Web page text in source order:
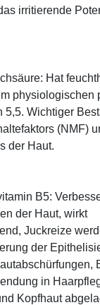
irritierende
Hat
physiologischen
5,5. Wichtiger
(NMF)
der Haut.
B5:
der Haut, wirkt
Juckreize
der
in
Kopfhaut